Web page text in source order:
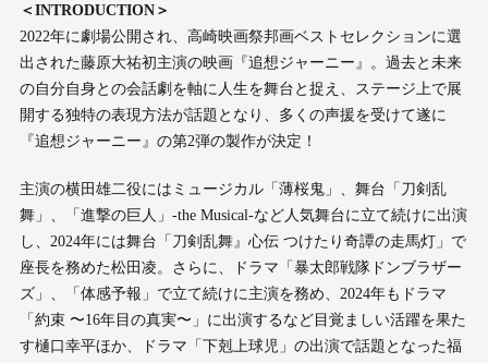
＜INTRODUCTION＞
2022年に劇場公開され、高崎映画祭邦画ベストセレクションに選
出された藤原大祐初主演の映画『追想ジャーニー』。過去と未来
の自分自身との会話劇を軸に人生を舞台と捉え、ステージ上で展
開する独特の表現方法が話題となり、多くの声援を受けて遂に
『追想ジャーニー』の第2弾の製作が決定！
主演の横田雄二役にはミュージカル「薄桜鬼」、舞台「刀剣乱
舞」、「進撃の巨人」-the Musical-など人気舞台に立て続けに出演
し、2024年には舞台「刀剣乱舞』心伝 つけたり奇譚の走馬灯」で
座長を務めた松田凌。さらに、ドラマ「暴太郎戦隊ドンブラザー
ズ」、「体感予報」で立て続けに主演を務め、2024年もドラマ
「約束 〜16年目の真実〜」に出演するなど目覚ましい活躍を果た
す樋口幸平ほか、ドラマ「下剋上球児」の出演で話題となった福